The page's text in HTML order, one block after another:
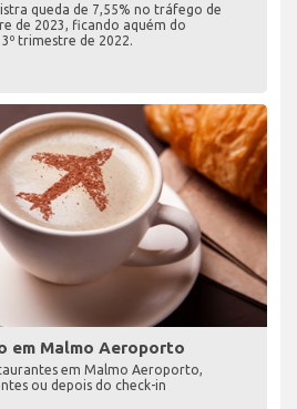
queda de 7,55% no tráfego de
de 2023, ficando aquém do
trimestre de 2022.
em Malmo Aeroporto
em Malmo Aeroporto,
ou depois do check-in